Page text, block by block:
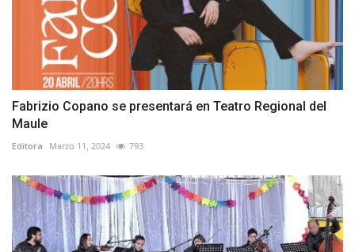
Fabrizio Copano se presentará en Teatro Regional del
Maule
Editora Marzo 11, 2024 793